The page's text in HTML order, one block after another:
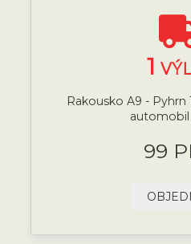
1
Rakousko A9 -
automobil
99